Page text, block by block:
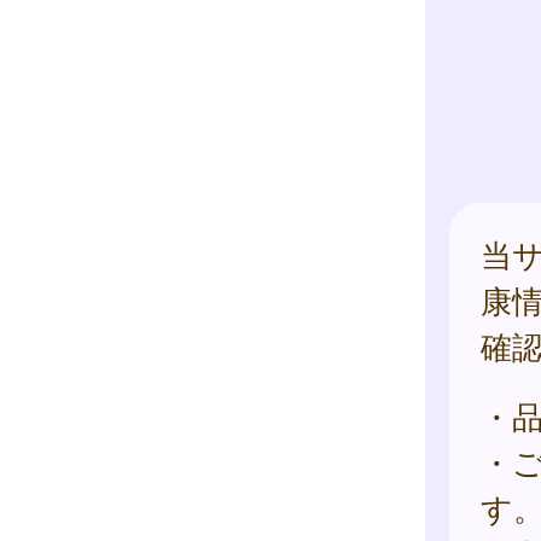
当
康
確
・
・
す